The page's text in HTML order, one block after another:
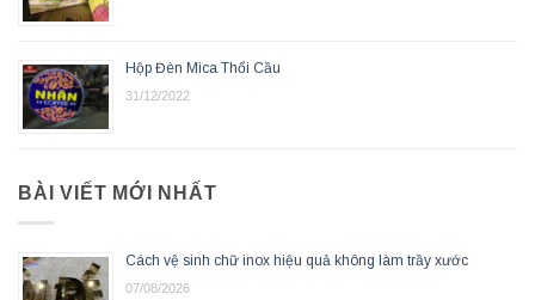
Hộp Đèn Mica Thổi Cầu
31/12/2022
BÀI VIẾT MỚI NHẤT
Cách vệ sinh chữ inox hiệu quả không làm trầy xước
07/08/2026